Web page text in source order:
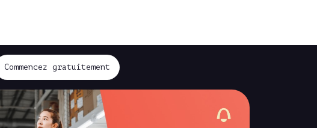
Commencez gratuitement